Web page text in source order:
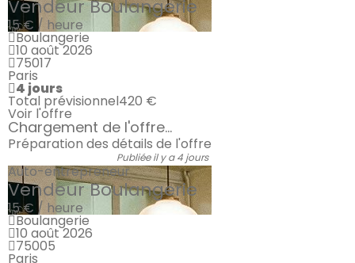
Vendeur Boulangerie
15 € / heure
Boulangerie
10 août 2026
75017
Paris
4 jours
Total prévisionnel420 €
Voir l'offre
Chargement de l'offre...
Préparation des détails de l'offre
Publiée il y a 4 jours
Auto-entrepreneur
Vendeur Boulangerie
15 € / heure
Boulangerie
10 août 2026
75005
Paris